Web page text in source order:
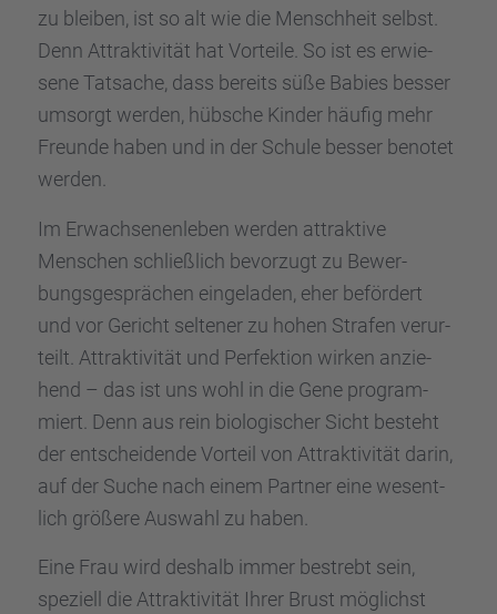
zu bleiben, ist so alt wie die Mensch­heit selbst.
Denn Attrak­ti­vi­tät hat Vorteile. So ist es erwie­
sene Tatsa­che, dass bereits süße Babies besser
umsorgt werden, hübsche Kinder häufig mehr
Freunde haben und in der Schule besser benotet
werden.
Im Erwach­se­nen­le­ben werden attrak­tive
Menschen schließ­lich bevor­zugt zu Bewer­
bungs­ge­sprä­chen einge­la­den, eher beför­dert
und vor Gericht selte­ner zu hohen Strafen verur­
teilt. Attrak­ti­vi­tät und Perfek­tion wirken anzie­
hend – das ist uns wohl in die Gene program­
miert. Denn aus rein biolo­gi­scher Sicht besteht
der entschei­dende Vorteil von Attrak­ti­vi­tät darin,
auf der Suche nach einem Partner eine wesent­
lich größere Auswahl zu haben.
Eine Frau wird deshalb immer bestrebt sein,
spezi­ell die Attrak­ti­vi­tät Ihrer Brust möglichst